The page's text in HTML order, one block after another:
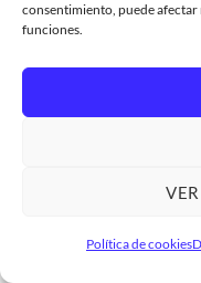
consentimiento, puede afectar
funciones.
Política de cookies
Integración(1)
InteligenciaArtificial (11)